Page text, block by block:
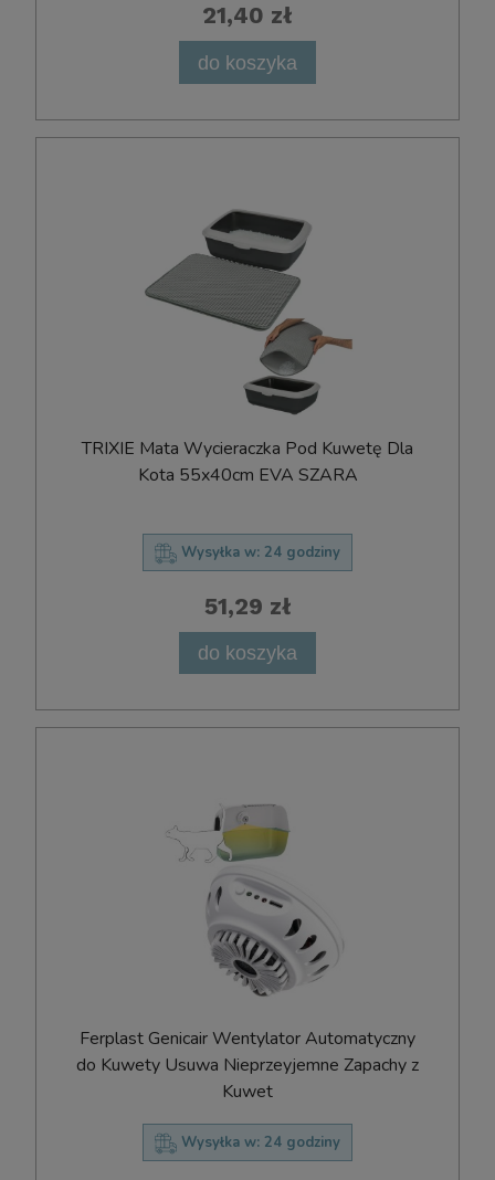
21,40 zł
do koszyka
TRIXIE Mata Wycieraczka Pod Kuwetę Dla
Kota 55x40cm EVA SZARA
Wysyłka w: 24 godziny
51,29 zł
do koszyka
Ferplast Genicair Wentylator Automatyczny
do Kuwety Usuwa Nieprzeyjemne Zapachy z
Kuwet
Wysyłka w: 24 godziny